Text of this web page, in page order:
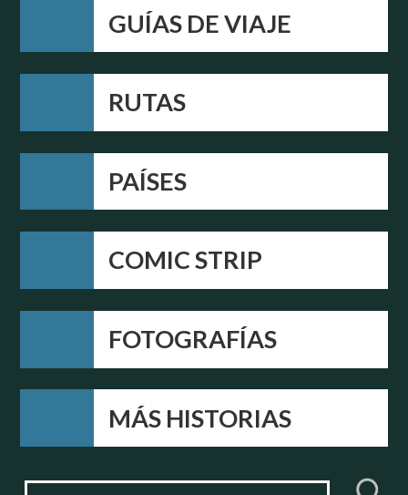
GUÍAS DE VIAJE
RUTAS
PAÍSES
COMIC STRIP
FOTOGRAFÍAS
MÁS HISTORIAS